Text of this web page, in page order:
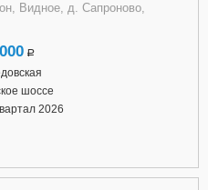
Видное, д. Сапроново,
a
шоссе
2026